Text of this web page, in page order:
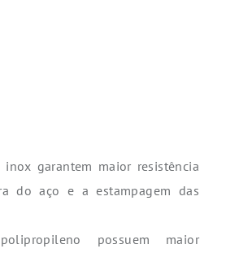
garantem maior resistência
do aço e a estampagem das
possuem maior